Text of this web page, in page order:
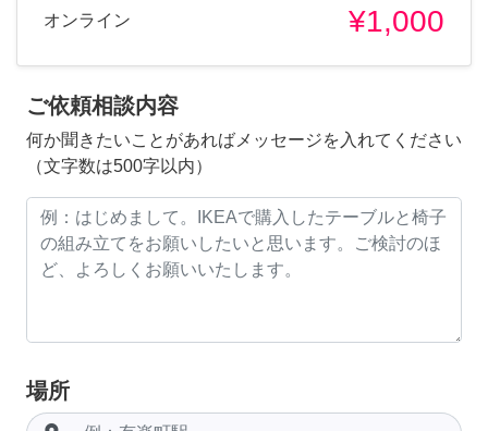
オンライン ¥1,000
ご依頼相談内容
何か聞きたいことがあればメッセージを入れてください
（文字数は500字以内）
場所